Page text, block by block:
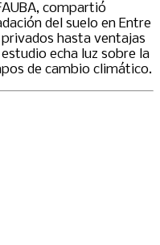
compartió
del suelo en Entre
hasta ventajas
echa luz sobre la
de cambio climático.